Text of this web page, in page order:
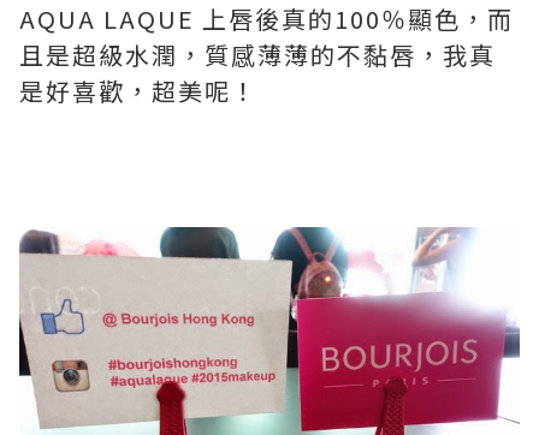
AQUA LAQUE 上唇後真的100％顯色，而
且是超級水潤，質感薄薄的不黏唇，我真
是好喜歡，超美呢！